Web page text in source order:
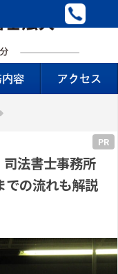
PR
法書士事務所
での流れも解説